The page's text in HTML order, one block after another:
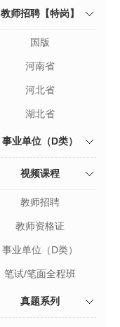
教师招聘【特岗】
国版
河南省
河北省
湖北省
事业单位（D类）
视频课程
教师招聘
教师资格证
事业单位（D类）
笔试/笔面全程班
真题系列